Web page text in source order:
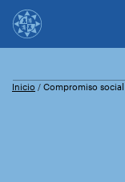
Inicio / Compromiso social